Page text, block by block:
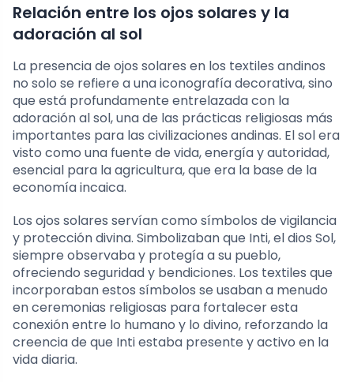
Relación entre los ojos solares y la
adoración al sol
La presencia de ojos solares en los textiles andinos
no solo se refiere a una iconografía decorativa, sino
que está profundamente entrelazada con la
adoración al sol, una de las prácticas religiosas más
importantes para las civilizaciones andinas. El sol era
visto como una fuente de vida, energía y autoridad,
esencial para la agricultura, que era la base de la
economía incaica.
Los ojos solares servían como símbolos de vigilancia
y protección divina. Simbolizaban que Inti, el dios Sol,
siempre observaba y protegía a su pueblo,
ofreciendo seguridad y bendiciones. Los textiles que
incorporaban estos símbolos se usaban a menudo
en ceremonias religiosas para fortalecer esta
conexión entre lo humano y lo divino, reforzando la
creencia de que Inti estaba presente y activo en la
vida diaria.